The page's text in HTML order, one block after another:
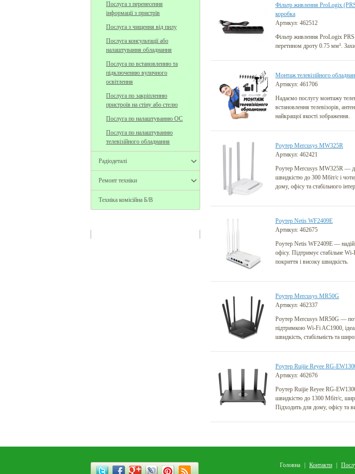
Послуга з перенесення
інформації з пристрїв
Послуга з чищення від пилу
Послуга консультації або
налаштування обладнання
Послуга по встановленню та
підключенню вуличного
освітлення
Послуга по закріпленню
пристроїв на стіну або стелю
Послуга по налаштуванню ОС
Послуга по налаштуванню
телевізійного обладнання
Радіодеталі
Ремонт техніки
Техніка комісійна Б/В
Фільтр живлення ProLogix
коробка
Артикул: 462512
Фільтр живлення ProLogix
перетином дроту 0.75 мм².
Монтаж телевізійного
Артикул: 461706
Надаємо послугу монтажу
встановлення телевізорів,
найкращої якості зображення.
Роутер Mercusys MW325R
Артикул: 462421
Роутер Mercusys MW325R —
швидкістю до 300 Мбіт/с і
дому, офісу та стабільного
Роутер Netis WF2409E
Артикул: 462675
Роутер Netis WF2409E —
офісу. Підтримує стабільне
покриття і високу швидкість.
Роутер Mercusys MR50G
Артикул: 462337
Роутер Mercusys MR50G —
підтримкою Wi-Fi AC1900,
швидкість, стабільність та
Роутер Ruijie Reyee RG-
Артикул: 462676
Роутер Ruijie Reyee RG-
швидкістю до 1300 Мбіт/с,
Підходить для дому, офісу та
Головна Контакти